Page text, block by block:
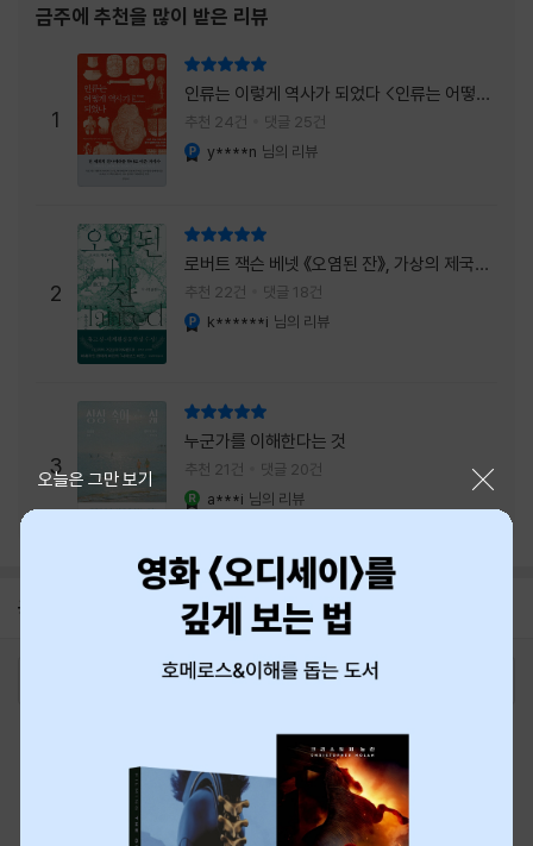
는다는 것, 대신 지나온 시간 속에서 비로소 알
있고 무너지지 않는 것보다 다시 일어서는 일이
더 중요하다는 사실을 담담하게 보여줍니다. 그
래서 읽는 내내 위로가 과장되지 않았고, 오히
려 그 절제된 진심 덕분에 더 오래 마음에 남았
습니다. 책 곳곳에
금주에 추천을 많이 받은 리뷰
1
인류는 이렇게 역사가 되었다 <인류는 어떻게
역사가 되었나>
추천 24건 댓글 25건
y****n 님의 리뷰
2
로버트 잭슨 베넷 《오염된 잔》, 가상의 제국이
주는 실감과 미스터리 사건의 치밀함이 이루어
내는 최상의 시너지...
추천 22건 댓글 18건
k******i 님의 리뷰
3
누군가를 이해한다는 것
추천 21건 댓글 20건
a***i 님의 리뷰
공지 8월 신용카드 무이자할부 안내
오늘은 그만 보기
최근 본 상품
티켓 1544-6399
중고샵 1566-4295
eBook 1:1문의/채팅상담
예스이십사(주) 사업자 정보
이용약관
개인정보처리방침
청소년보호정책